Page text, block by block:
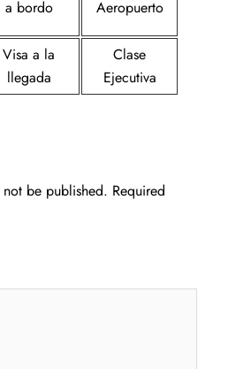
a bordo Aeropuerto
Visa a la
llegada
Clase
Ejecutiva
be published. Required